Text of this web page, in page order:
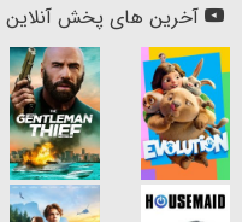
آخرین های پخش آنلاین